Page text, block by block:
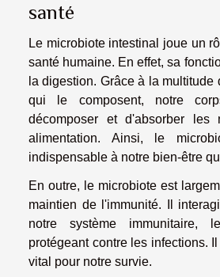
santé
Le microbiote intestinal joue un
santé humaine. En effet, sa
la digestion. Grâce à la multitude
qui le composent, notre
décomposer et d'absorber les
alimentation. Ainsi, le
indispensable à notre bien-être
En outre, le microbiote est
maintien de l'immunité. Il
notre système immunitaire,
protégeant contre les infections.
vital pour notre survie.